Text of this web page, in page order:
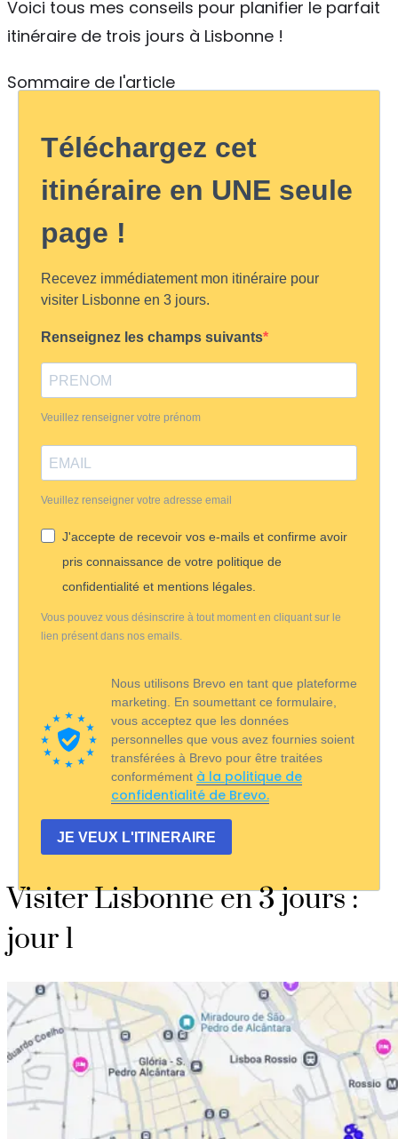
Voici tous mes conseils pour planifier le parfait
itinéraire de trois jours à Lisbonne !
Sommaire de l'article
Téléchargez cet
itinéraire en UNE seule
page !
Recevez immédiatement mon itinéraire pour
visiter Lisbonne en 3 jours.
Renseignez les champs suivants
Veuillez renseigner votre prénom
Veuillez renseigner votre adresse email
J'accepte de recevoir vos e-mails et confirme avoir
pris connaissance de votre politique de
confidentialité et mentions légales.
Vous pouvez vous désinscrire à tout moment en cliquant sur le
lien présent dans nos emails.
Nous utilisons Brevo en tant que plateforme
marketing. En soumettant ce formulaire,
vous acceptez que les données
personnelles que vous avez fournies soient
transférées à Brevo pour être traitées
conformément à la politique de
confidentialité de Brevo.
JE VEUX L'ITINERAIRE
Visiter Lisbonne en 3 jours :
jour 1